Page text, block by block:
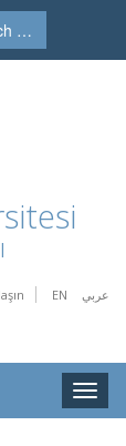
…
EN عربي
Toggle